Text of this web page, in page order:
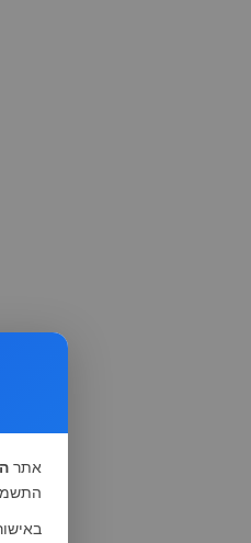
אתר
התשמ"א-1981 (סעיף 13), לצורך שיפור